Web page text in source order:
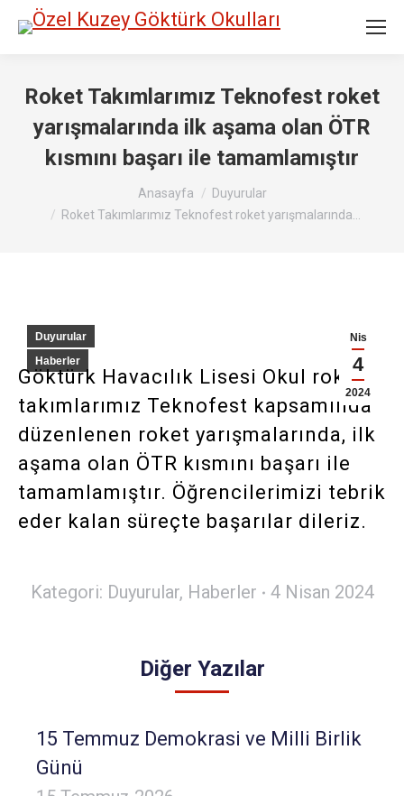
Roket Takımlarımız Teknofest roket
yarışmalarında ilk aşama olan ÖTR
kısmını başarı ile tamamlamıştır
Anasayfa
Duyurular
Roket Takımlarımız Teknofest roket yarışmalarında…
Nis
4
2024
Duyurular
Haberler
Göktürk Havacılık Lisesi Okul roket
takımlarımız Teknofest kapsamında
düzenlenen roket yarışmalarında, ilk
aşama olan ÖTR kısmını başarı ile
tamamlamıştır. Öğrencilerimizi tebrik
eder kalan süreçte başarılar dileriz.
Kategori: Duyurular, Haberler 4 Nisan 2024
Diğer Yazılar
15 Temmuz Demokrasi ve Milli Birlik
Günü